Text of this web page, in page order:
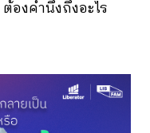
องคำนึงถึงอะไร